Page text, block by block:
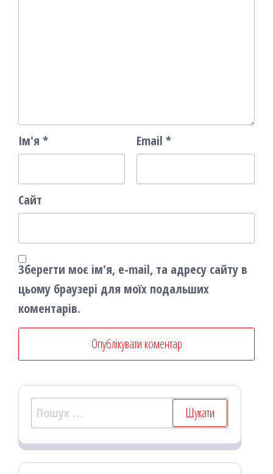
Ім'я * Email *
Сайт
Зберегти моє ім'я, e-mail, та адресу сайту в
цьому браузері для моїх подальших
коментарів.
Пошук: